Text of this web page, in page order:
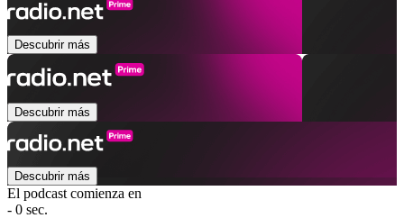
Descubrir más
Descubrir más
Descubrir más
El podcast comienza en
- 0 sec.